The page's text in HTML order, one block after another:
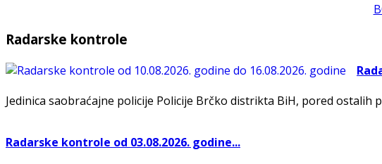
Radarske kontrole
Jedinica saobraćajne policije Policije Brčko distrikta BiH, pored ostalih
Radarske kontrole od 03.08.2026. godine...